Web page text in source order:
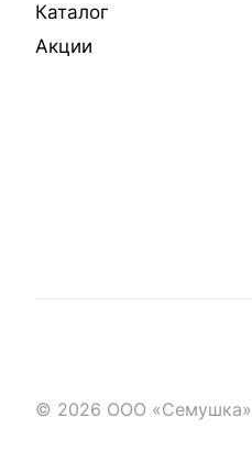
Каталог
Акции
© 2026 ООО «Семушка»